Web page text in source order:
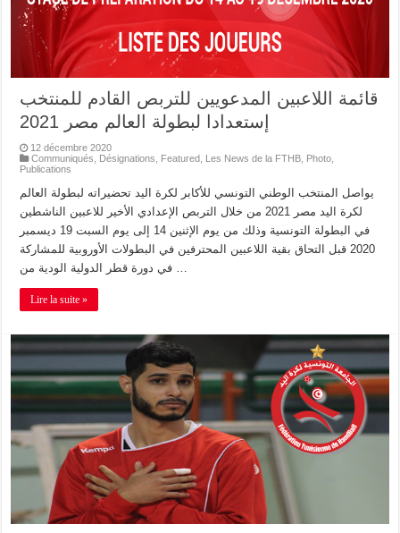
قائمة اللاعبين المدعويين للتربص القادم للمنتخب
12 décembre 2020
Communiqués
Désignations Featured Les News de la FTHB Photo
Publications
يواصل المنتخب الوطني التونسي للأكابر لكرة اليد تحضيراته لبطولة العالم
لكرة اليد مصر 2021 من خلال التربص الإعدادي الأخير للاعبين الناشطين
في البطولة التونسية وذلك من يوم الإثنين 14 إلى يوم السبت 19 ديسمبر
2020 قبل التحاق بقية اللاعبين المحترفين في البطولات الأوروبية للمشاركة
Lire la suite »